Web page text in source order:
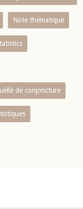
Note thématique
de conjoncture